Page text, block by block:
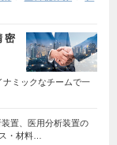
密
ナミックなチームで一
置、医用分析装置の
・材料…